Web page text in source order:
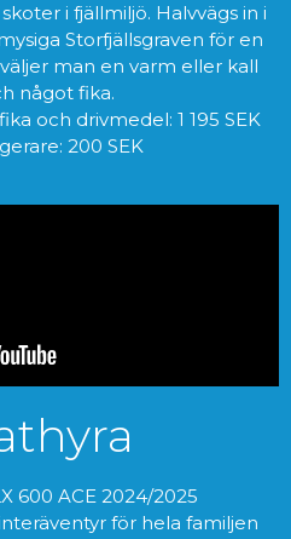
i fjällmiljö. Halvvägs in i
Storfjällsgraven för en
man en varm eller kall
något fika.
och drivmedel: 1 195 SEK
200 SEK
600 ACE 2024/2025
för hela familjen